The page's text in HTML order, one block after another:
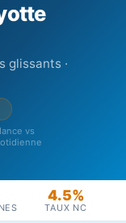
glissants ·
vs
4.5%
TAUX NC